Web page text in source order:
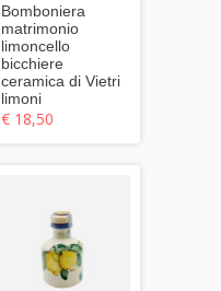
Bomboniera
matrimonio
limoncello
bicchiere
ceramica di Vietri
limoni
€ 18,50